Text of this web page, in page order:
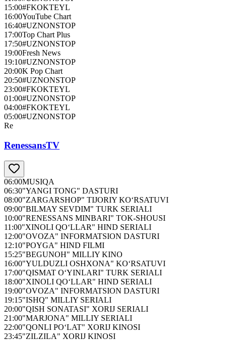
15:00#FKOKTEYL
16:00YouTube Chart
16:40#UZNONSTOP
17:00Top Chart Plus
17:50#UZNONSTOP
19:00Fresh News
19:10#UZNONSTOP
20:00K Pop Chart
20:50#UZNONSTOP
23:00#FKOKTEYL
01:00#UZNONSTOP
04:00#FKOKTEYL
05:00#UZNONSTOP
Re
RenessansTV
06:00MUSIQA
06:30"YANGI TONG" DASTURI
08:00"ZARGARSHOP" TIJORIY KO‘RSATUVI
09:00"BILMAY SEVDIM" TURK SERIALI
10:00"RENESSANS MINBARI" TOK-SHOUSI
11:00"XINOLI QO‘LLAR" HIND SERIALI
12:00"OVOZA" INFORMATSION DASTURI
12:10"POYGA" HIND FILMI
15:25"BEGUNOH" MILLIY KINO
16:00"YULDUZLI OSHXONA" KO‘RSATUVI
17:00"QISMAT O‘YINLARI" TURK SERIALI
18:00"XINOLI QO‘LLAR" HIND SERIALI
19:00"OVOZA" INFORMATSION DASTURI
19:15"ISHQ" MILLIY SERIALI
20:00"QISH SONATASI" XORIJ SERIALI
21:00"MARJONA" MILLIY SERIALI
22:00"QONLI PO‘LAT" XORIJ KINOSI
23:45"ZILZILA" XORIJ KINOSI